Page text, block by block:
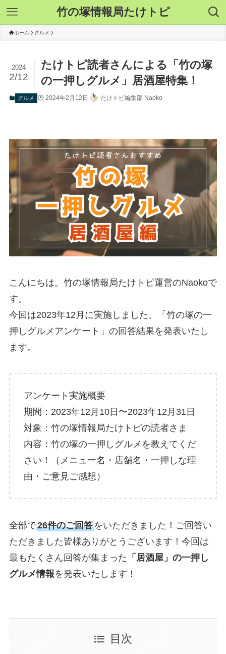
竹の塚情報局たけトピ
ホーム グルメ
たけトピ読者さんによる「竹の塚
の一押しグルメ」居酒屋特集！
2024
2/12
グルメ 2024年2月12日 たけトピ編集部 Naoko
こんにちは。竹の塚情報局たけトピ運営のNaokoで
す。
今回は2023年12月に実施しました、「竹の塚の一
押しグルメアンケート」の回答結果を発表いたし
ます。
アンケート実施概要
期間：2023年12月10日〜2023年12月31日
対象：竹の塚情報局たけトピの読者さま
内容：竹の塚の一押しグルメを教えてくだ
さい！（メニュー名・店舗名・一押しな理
由・ご意見ご感想）
全部で26件のご回答をいただきました！ご回答い
ただきました皆様ありがとうございます！今回は
最もたくさん回答が集まった 「居酒屋」の一押し
グルメ情報を発表いたします！
目次